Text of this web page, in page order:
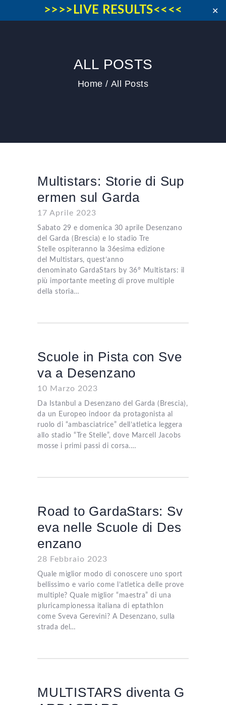
>>>>LIVE RESULTS<<<< ✕
ALL POSTS
Home All Posts
IL MEETING
COOKIE POLICY (EU)
Multistars: Storie di Sup
ermen sul Garda
17 Aprile 2023
Sabato 29 e domenica 30 aprile Desenzano
del Garda (Brescia) e lo stadio Tre
Stelle ospiteranno la 36esima edizione
del Multistars, quest’anno
denominato GardaStars by 36° Multistars: il
più importante meeting di prove multiple
della storia…
Scuole in Pista con Sve
va a Desenzano
10 Marzo 2023
Da Istanbul a Desenzano del Garda (Brescia),
da un Europeo indoor da protagonista al
ruolo di “ambasciatrice” dell’atletica leggera
allo stadio “Tre Stelle”, dove Marcell Jacobs
mosse i primi passi di corsa.…
Road to GardaStars: Sv
eva nelle Scuole di Des
enzano
28 Febbraio 2023
Quale miglior modo di conoscere uno sport
bellissimo e vario come l’atletica delle prove
multiple? Quale miglior “maestra” di una
pluricampionessa italiana di eptathlon
come Sveva Gerevini? A Desenzano, sulla
strada del…
MULTISTARS diventa G